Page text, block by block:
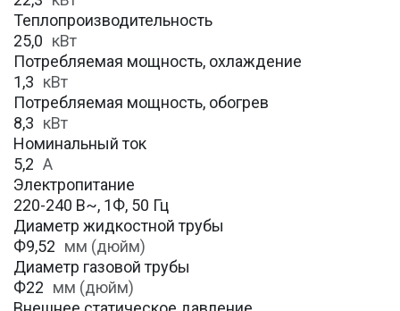
Теплопроизводительность
25,0 кВт
Потребляемая мощность, охлаждение
1,3 кВт
Потребляемая мощность, обогрев
8,3 кВт
Номинальный ток
5,2 А
Электропитание
220-240 В~, 1Ф, 50 Гц
Диаметр жидкостной трубы
Ф9,52 мм (дюйм)
Диаметр газовой трубы
Ф22 мм (дюйм)